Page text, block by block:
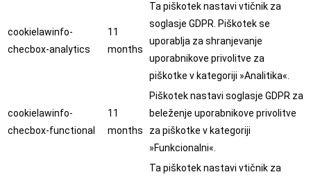
cookielawinfo-
checbox-analytics
11
months
Ta piškotek nastavi vtičnik za
soglasje GDPR. Piškotek se
uporablja za shranjevanje
uporabnikove privolitve za
piškotke v kategoriji »Analitika«.
cookielawinfo-
checbox-functional
11
months
Piškotek nastavi soglasje GDPR za
beleženje uporabnikove privolitve
za piškotke v kategoriji
»Funkcionalni«.
Ta piškotek nastavi vtičnik za